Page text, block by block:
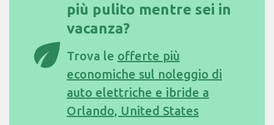
eco
più pulito mentre sei in
vacanza?
Trova le offerte più
economiche sul noleggio di
auto elettriche e ibride a
Orlando, United States